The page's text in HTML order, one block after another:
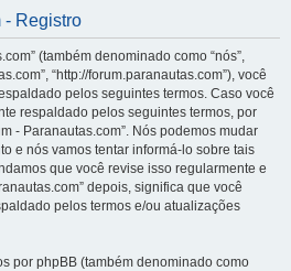
- Registro
(também denominado como “nós”,
“http://forum.paranautas.com”), você
pelos seguintes termos. Caso você
respaldado pelos seguintes termos, por
- Paranautas.com”. Nós podemos mudar
e nós vamos tentar informá-lo sobre tais
que você revise isso regularmente e
depois, significa que você
pelos termos e/ou atualizações
por phpBB (também denominado como